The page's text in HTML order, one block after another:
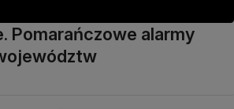
Pomarańczowe alarmy